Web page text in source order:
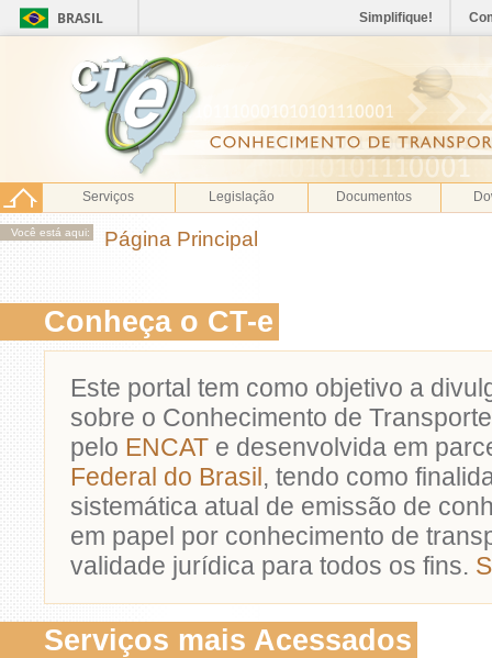
BRASIL Simplifique!
Serviços Legislação Documentos
Você está aqui: Página Principal
Conheça o CT-e
Este portal tem como objetivo a
sobre o Conhecimento de
pelo ENCAT e desenvolvida em
Federal do Brasil, tendo como
sistemática atual de emissão de
em papel por conhecimento de
validade jurídica para todos os fins.
Serviços mais Acessados